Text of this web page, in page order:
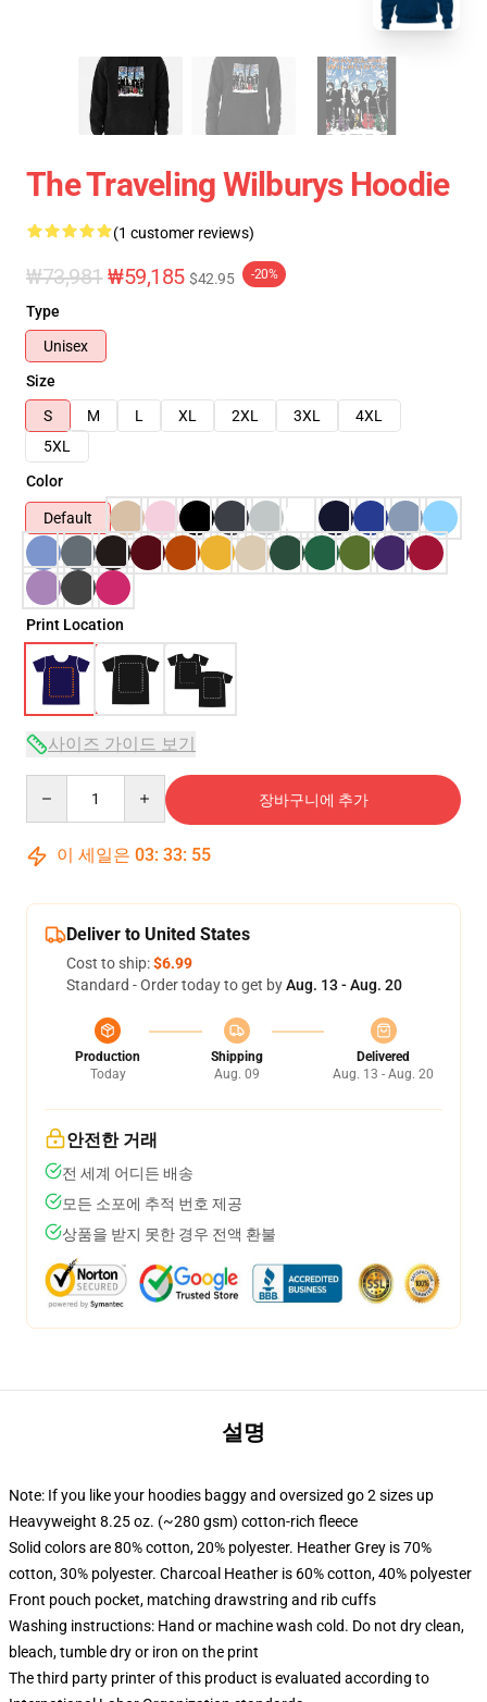
The Traveling Wilburys Hoodie
(1 customer reviews)
₩73,981 ₩59,185 $42.95 -20%
Type
Unisex
Size
S
M L XL 2XL 3XL
4XL
5XL
Color
Default
Print Location
사이즈 가이드 보기
장바구니에 추가
이 세일은 03: 33: 54
Deliver to United States
Cost to ship:$6.99
Standard - Order today to get byAug. 13 - Aug. 20
Production
Today
Shipping
Aug. 09
Delivered
Aug. 13 - Aug. 20
안전한 거래
전 세계 어디든 배송
모든 소포에 추적 번호 제공
상품을 받지 못한 경우 전액 환불
설명
Note: If you like your hoodies baggy and oversized go 2 sizes up
Heavyweight 8.25 oz. (~280 gsm) cotton-rich fleece
Solid colors are 80% cotton, 20% polyester. Heather Grey is 70%
cotton, 30% polyester. Charcoal Heather is 60% cotton, 40% polyester
Front pouch pocket, matching drawstring and rib cuffs
Washing instructions: Hand or machine wash cold. Do not dry clean,
bleach, tumble dry or iron on the print
The third party printer of this product is evaluated according to